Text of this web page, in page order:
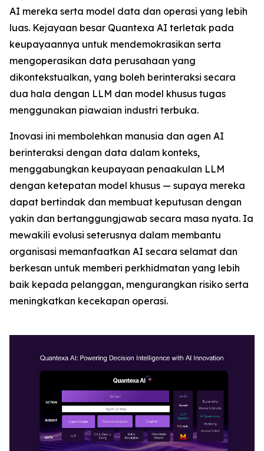
AI mereka serta model data dan operasi yang lebih
luas. Kejayaan besar Quantexa AI terletak pada
keupayaannya untuk mendemokrasikan serta
mengoperasikan data perusahaan yang
dikontekstualkan, yang boleh berinteraksi secara
dua hala dengan LLM dan model khusus tugas
menggunakan piawaian industri terbuka.
Inovasi ini membolehkan manusia dan agen AI
berinteraksi dengan data dalam konteks,
menggabungkan keupayaan penaakulan LLM
dengan ketepatan model khusus — supaya mereka
dapat bertindak dan membuat keputusan dengan
yakin dan bertanggungjawab secara masa nyata. Ia
mewakili evolusi seterusnya dalam membantu
organisasi memanfaatkan AI secara selamat dan
berkesan untuk memberi perkhidmatan yang lebih
baik kepada pelanggan, mengurangkan risiko serta
meningkatkan kecekapan operasi.